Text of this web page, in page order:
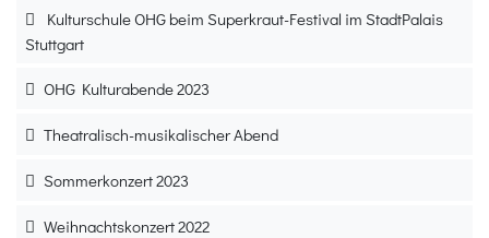
Kulturschule OHG beim Superkraut-Festival im StadtPalais
Stuttgart
OHG Kulturabende 2023
Theatralisch-musikalischer Abend
Sommerkonzert 2023
Weihnachtskonzert 2022